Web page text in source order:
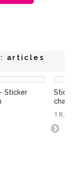
articles
Sticker
chat